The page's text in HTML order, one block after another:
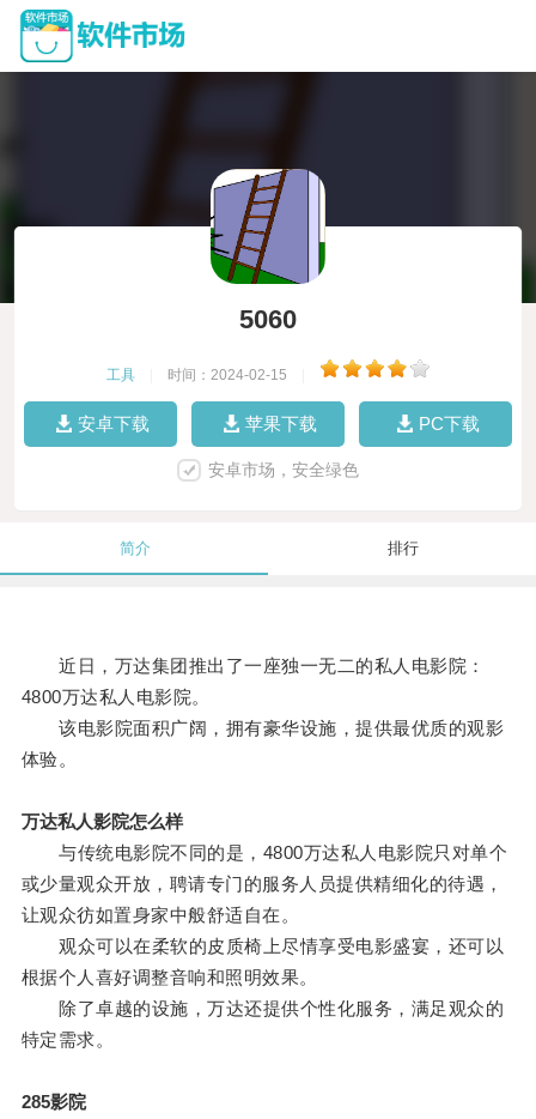
5060
工具 时间：2024-02-15
安卓下载 苹果下载 PC下载
安卓市场，安全绿色
简介 排行
近日，万达集团推出了一座独一无二的私人电影院：
4800万达私人电影院。
该电影院面积广阔，拥有豪华设施，提供最优质的观影
体验。
万达私人影院怎么样
与传统电影院不同的是，4800万达私人电影院只对单个
或少量观众开放，聘请专门的服务人员提供精细化的待遇，
让观众彷如置身家中般舒适自在。
观众可以在柔软的皮质椅上尽情享受电影盛宴，还可以
根据个人喜好调整音响和照明效果。
除了卓越的设施，万达还提供个性化服务，满足观众的
特定需求。
285影院